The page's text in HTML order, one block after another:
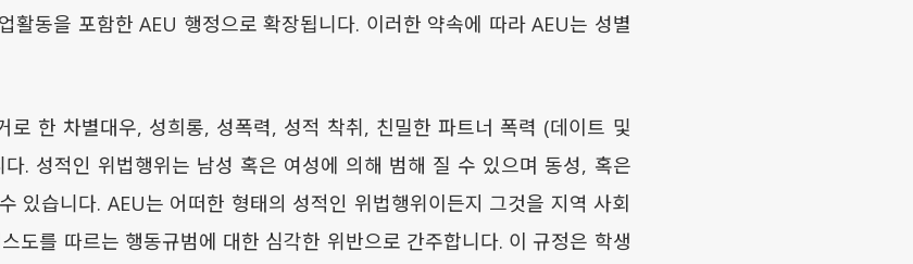
활동을 포함한 AEU 행정으로 확장됩니다. 이러한 약속에 따라 AEU는 성별
로 한 차별대우, 성희롱, 성폭력, 성적 착취, 친밀한 파트너 폭력 (데이트 및
. 성적인 위법행위는 남성 혹은 여성에 의해 범해 질 수 있으며 동성, 혹은
있습니다. AEU는 어떠한 형태의 성적인 위법행위이든지 그것을 지역 사회
도를 따르는 행동규범에 대한 심각한 위반으로 간주합니다. 이 규정은 학생